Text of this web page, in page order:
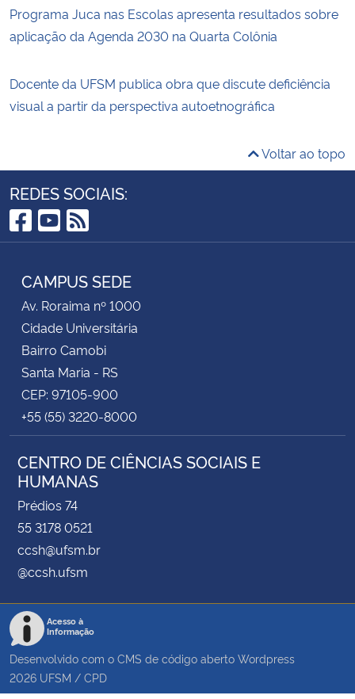
Programa Juca nas Escolas apresenta resultados sobre
aplicação da Agenda 2030 na Quarta Colônia
Docente da UFSM publica obra que discute deficiência
visual a partir da perspectiva autoetnográfica
Voltar ao topo
REDES SOCIAIS:
Facebook
YouTube
RSS
CAMPUS SEDE
Av. Roraima nº 1000
Cidade Universitária
Bairro Camobi
Santa Maria - RS
CEP: 97105-900
+55 (55) 3220-8000
CENTRO DE CIÊNCIAS SOCIAIS E
HUMANAS
Prédios 74
55 3178 0521
ccsh@ufsm.br
@ccsh.ufsm
Acesso à
Informação
Desenvolvido com o CMS de código aberto Wordpress
2026 UFSM / CPD